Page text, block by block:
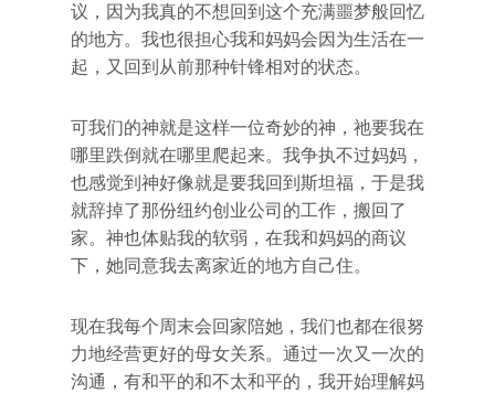
议，因为我真的不想回到这个充满噩梦般回忆
的地方。我也很担心我和妈妈会因为生活在一
起，又回到从前那种针锋相对的状态。
可我们的神就是这样一位奇妙的神，祂要我在
哪里跌倒就在哪里爬起来。我争执不过妈妈，
也感觉到神好像就是要我回到斯坦福，于是我
就辞掉了那份纽约创业公司的工作，搬回了
家。神也体贴我的软弱，在我和妈妈的商议
下，她同意我去离家近的地方自己住。
现在我每个周末会回家陪她，我们也都在很努
力地经营更好的母女关系。通过一次又一次的
沟通，有和平的和不太和平的，我开始理解妈